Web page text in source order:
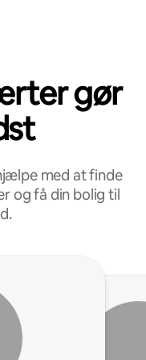
gør
med at finde
og få din bolig til